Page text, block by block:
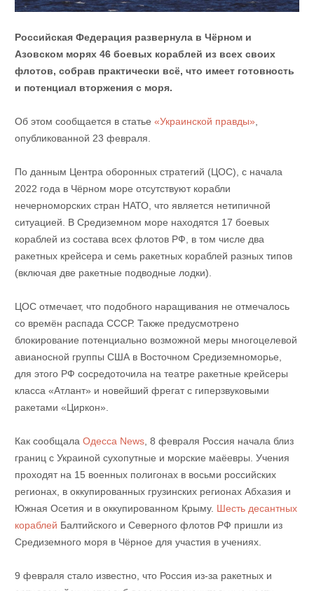
Российская Федерация развернула в Чёрном и
Азовском морях 46 боевых кораблей из всех своих
флотов, собрав практически всё, что имеет готовность
и потенциал вторжения с моря.
Об этом сообщается в статье «Украинской правды»,
опубликованной 23 февраля.
По данным Центра оборонных стратегий (ЦОС), с начала
2022 года в Чёрном море отсутствуют корабли
нечерноморских стран НАТО, что является нетипичной
ситуацией. В Средиземном море находятся 17 боевых
кораблей из состава всех флотов РФ, в том числе два
ракетных крейсера и семь ракетных кораблей разных типов
(включая две ракетные подводные лодки).
ЦОС отмечает, что подобного наращивания не отмечалось
со времён распада СССР. Также предусмотрено
блокирование потенциально возможной меры многоцелевой
авианосной группы США в Восточном Средиземноморье,
для этого РФ сосредоточила на театре ракетные крейсеры
класса «Атлант» и новейший фрегат с гиперзвуковыми
ракетами «Циркон».
Как сообщала Одесса News, 8 февраля Россия начала близ
границ с Украиной сухопутные и морские маёевры. Учения
проходят на 15 военных полигонах в восьми российских
регионах, в оккупированных грузинских регионах Абхазия и
Южная Осетия и в оккупированном Крыму. Шесть десантных
кораблей Балтийского и Северного флотов РФ пришли из
Средиземного моря в Чёрное для участия в учениях.
9 февраля стало известно, что Россия из-за ракетных и